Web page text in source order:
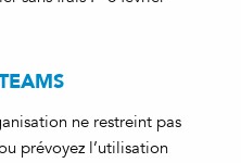
ne restreint pas
prévoyez l’utilisation